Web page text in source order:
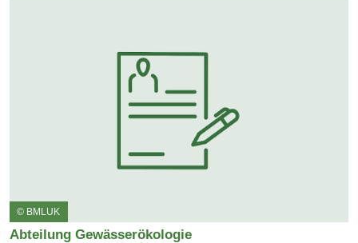
© BMLUK
Abteilung Gewässerökologie